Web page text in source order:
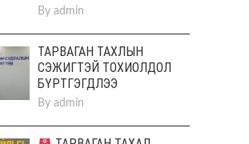
By admin
ТАРВАГАН ТАХЛЫН
СЭЖИГТЭЙ ТОХИОЛДОЛ
БҮРТГЭГДЛЭЭ
By admin